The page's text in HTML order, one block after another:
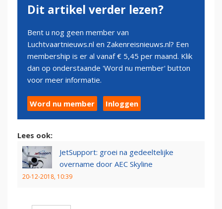
Dit artikel verder lezen?
Bent u nog geen member van
Luchtvaartnieuws.nl en Zakenreisnieuws.nl? Een
membership is er al vanaf € 5,45 per maand. Klik
dan op onderstaande 'Word nu member' button
voor meer informatie.
Word nu member Inloggen
Lees ook:
JetSupport: groei na gedeeltelijke
overname door AEC Skyline
20-12-2018, 10:39